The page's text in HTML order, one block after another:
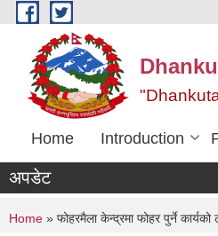
Skip to main content
Home Introduction
अपडेट
You are here
Home » फोहरमैला केन्द्रमा फोहर पुर्ने कार्यको